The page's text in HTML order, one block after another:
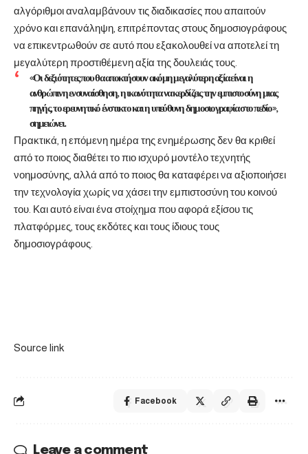
αλγόριθμοι αναλαμβάνουν τις διαδικασίες που απαιτούν
χρόνο και επανάληψη, επιτρέποντας στους δημοσιογράφους
να επικεντρωθούν σε αυτό που εξακολουθεί να αποτελεί τη
μεγαλύτερη προστιθέμενη αξία της δουλειάς τους.
«Οι δεξιότητες που θα αποκτήσουν ακόμη μεγαλύτερη αξία είναι η
ανθρώπινη ενσυναίσθηση, η ικανότητα να κερδίζεις την εμπιστοσύνη μιας
πηγής, το ερευνητικό ένστικτο και η υπεύθυνη δημοσιογραφία στο πεδίο»,
σημειώνει.
Πρακτικά, η επόμενη ημέρα της ενημέρωσης δεν θα κριθεί
από το ποιος διαθέτει το πιο ισχυρό μοντέλο τεχνητής
νοημοσύνης, αλλά από το ποιος θα καταφέρει να αξιοποιήσει
την τεχνολογία χωρίς να χάσει την εμπιστοσύνη του κοινού
του. Και αυτό είναι ένα στοίχημα που αφορά εξίσου τις
πλατφόρμες, τους εκδότες και τους ίδιους τους
δημοσιογράφους.
Source link
Facebook
Leave a comment